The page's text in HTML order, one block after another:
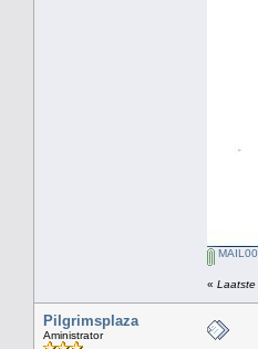
« Laatste
Pilgrimsplaza
Aministrator